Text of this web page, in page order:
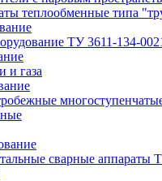
теплообменные типа
ТУ 3611-134-
и газа
сварные аппараты